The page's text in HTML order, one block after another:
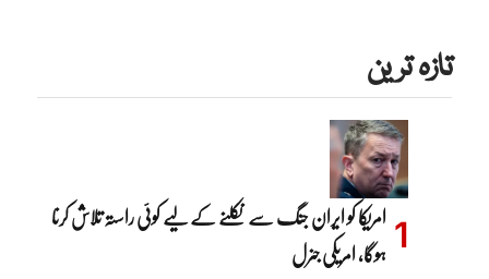
تازہ ترین
امریکا کو ایران جنگ سے نکلنے کے لیے کوئی راستہ تلاش کرنا
ہوگا، امریکی جنرل